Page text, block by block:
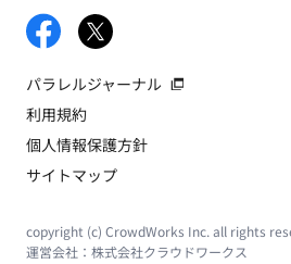
パラレルジャーナル
利用規約
個人情報保護方針
サイトマップ
copyright (c) CrowdWorks Inc. all rights
運営会社： 株式会社クラウドワークス